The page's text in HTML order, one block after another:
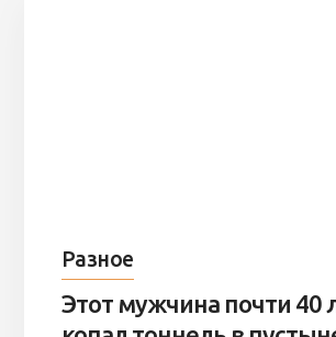
Разное
Этот мужчина почти 40